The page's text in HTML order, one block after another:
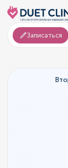
Записаться